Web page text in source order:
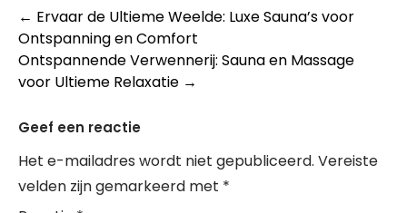
Berichtnavigatie
← Ervaar de Ultieme Weelde: Luxe Sauna’s voor
Ontspanning en Comfort
Ontspannende Verwennerij: Sauna en Massage
voor Ultieme Relaxatie →
Geef een reactie
Het e-mailadres wordt niet gepubliceerd. Vereiste
velden zijn gemarkeerd met *